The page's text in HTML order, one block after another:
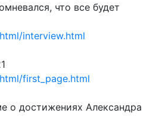
что все будет
interview.html
first_page.html
о достижениях Александра